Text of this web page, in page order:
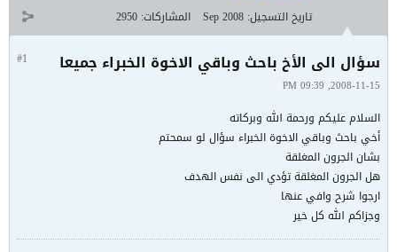
تاريخ التسجيل: Sep 2008 المشاركات: 2950
#1 سؤال الى الأخ باحث وباقي الاخوة الخبراء جميعا
2008-11-15, 09:39 PM
السلام عليكم ورحمة الله وبركاته
أخي باحث وباقي الاخوة الخبراء سؤال لو سمحتم
بشان الجرون المغلقة
هل الجرون المغلقة تؤدي الى نفس الهدف
ارجوا شرح وافي عنها
وجزاكم الله كل خير